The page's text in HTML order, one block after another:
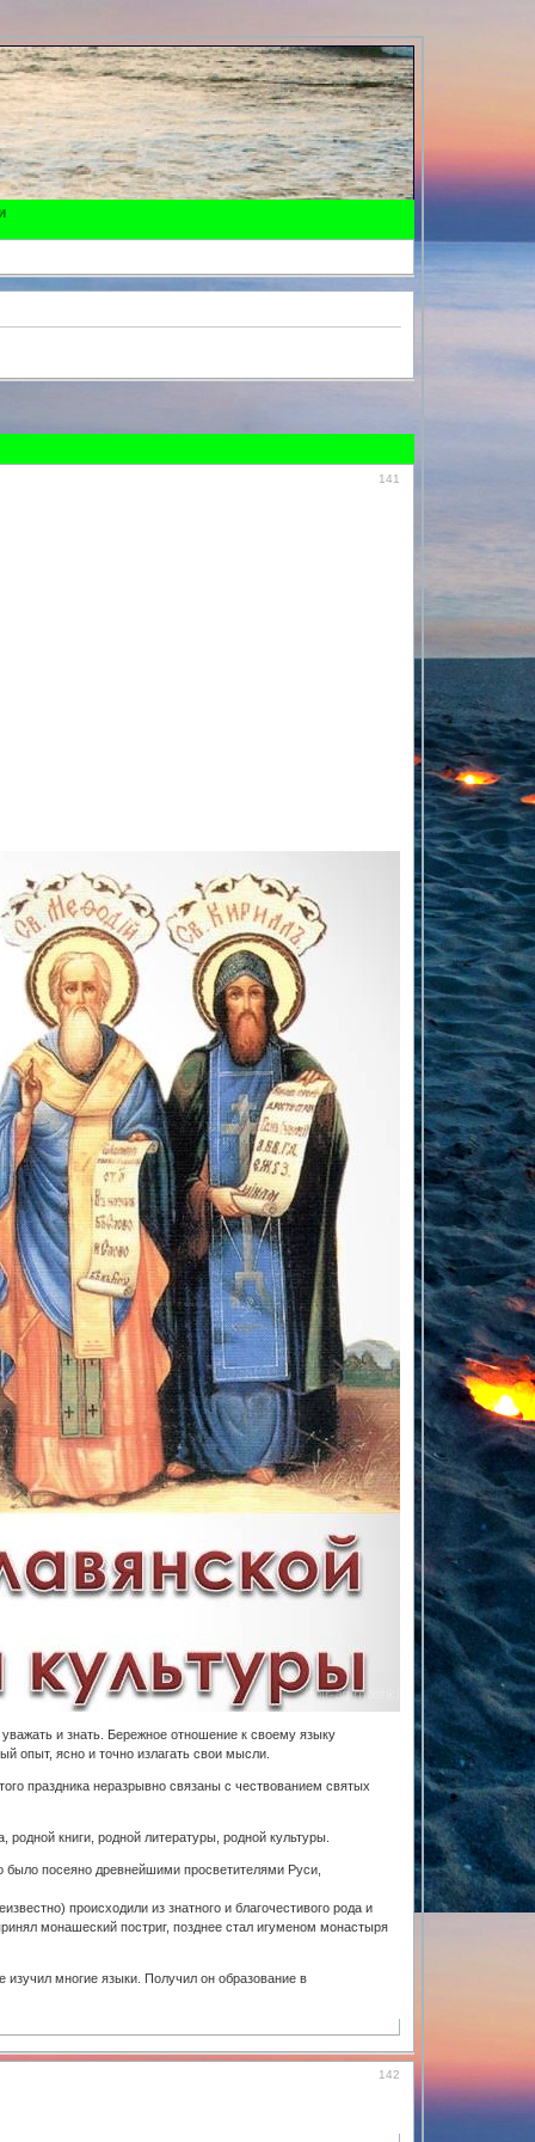
141
и знать. Бережное отношение к своему языку
опыт, ясно и точно излагать свои мысли.
праздника неразрывно связаны с чествованием святых
книги, родной литературы, родной культуры.
посеяно древнейшими просветителями Руси,
происходили из знатного и благочестивого рода и
монашеский постриг, позднее стал игуменом монастыря
многие языки. Получил он образование в
142